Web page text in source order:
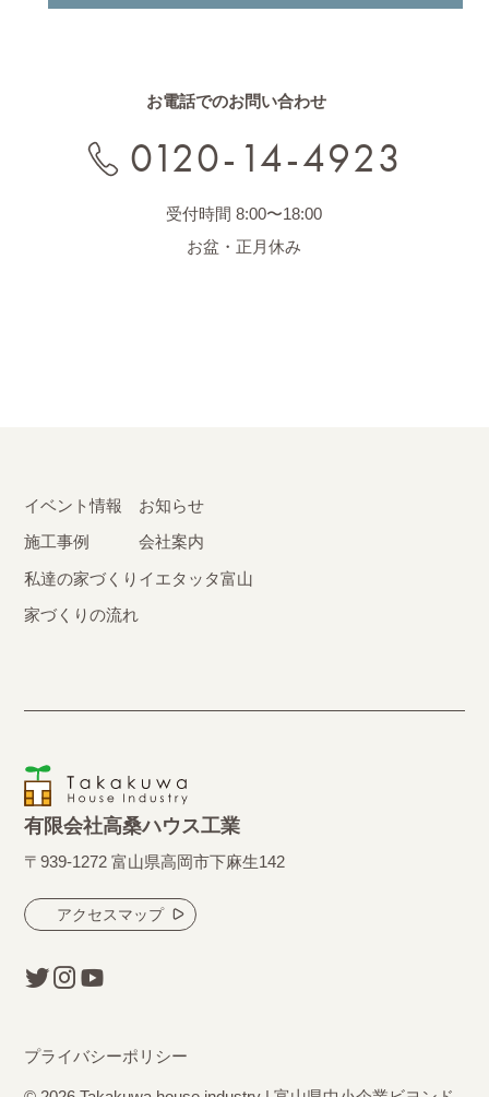
お電話でのお問い合わせ
0120-14-4923
受付時間 8:00〜18:00
お盆・正月休み
有限会社高桑ハウス工業
〒939-1272 富山県高岡市下麻生142
アクセスマップ
イベント情報
施工事例
私達の家づくり
家づくりの流れ
お知らせ
会社案内
イエタッタ富山
プライバシーポリシー